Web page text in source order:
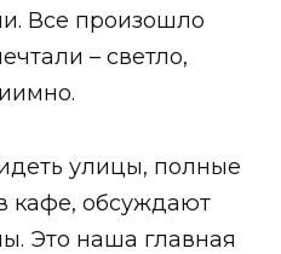
Все произошло
– светло,
улицы, полные
кафе, обсуждают
Это наша главная